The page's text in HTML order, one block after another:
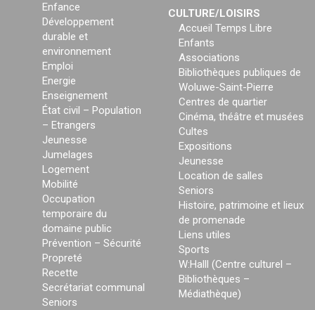
Enfance
Développement
durable et
environnement
Emploi
Energie
Enseignement
État civil – Population
– Etrangers
Jeunesse
Jumelages
Logement
Mobilité
Occupation
temporaire du
domaine public
Prévention – Sécurité
Propreté
Recette
Secrétariat communal
Seniors
CULTURE/LOISIRS
Accueil Temps Libre
Enfants
Associations
Bibliothèques publiques de
Woluwe-Saint-Pierre
Centres de quartier
Cinéma, théâtre et musées
Cultes
Expositions
Jeunesse
Location de salles
Seniors
Histoire, patrimoine et lieux
de promenade
Liens utiles
Sports
W:Halll (Centre culturel –
Bibliothèques –
Médiathèque)